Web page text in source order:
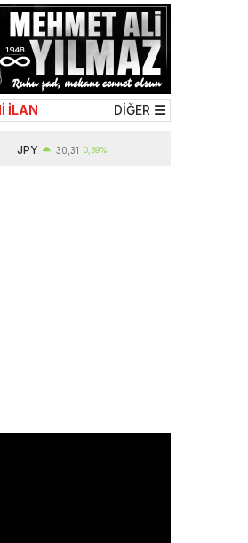
İLAN DİĞER
30,31 0,39%